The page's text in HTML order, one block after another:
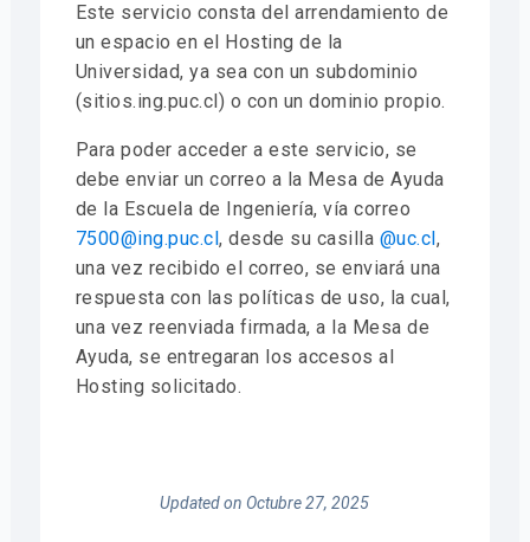
Este servicio consta del arrendamiento de
un espacio en el Hosting de la
Universidad, ya sea con un subdominio
(sitios.ing.puc.cl) o con un dominio propio.
Para poder acceder a este servicio, se
debe enviar un correo a la Mesa de Ayuda
de la Escuela de Ingeniería, vía correo
7500@ing.puc.cl, desde su casilla @uc.cl,
una vez recibido el correo, se enviará una
respuesta con las políticas de uso, la cual,
una vez reenviada firmada, a la Mesa de
Ayuda, se entregaran los accesos al
Hosting solicitado.
Updated on Octubre 27, 2025